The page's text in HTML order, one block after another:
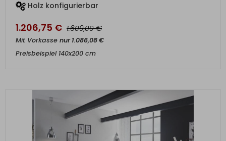
Holz konfigurierbar
1.206,75 € 1.609,00€
Mit Vorkasse nur1.086,08€
Preisbeispiel 140x200 cm